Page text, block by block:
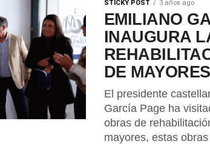
STICKY POST 3 años ago
EMILIANO
INAUGURA
DE MAYORES
El presidente
García Page ha
obras de
mayores, estas